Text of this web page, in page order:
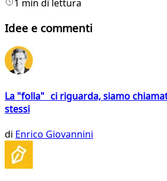
1 min di lettura
Idee e commenti
La "folla" ci riguarda, siamo
stessi
di Enrico Giovannini